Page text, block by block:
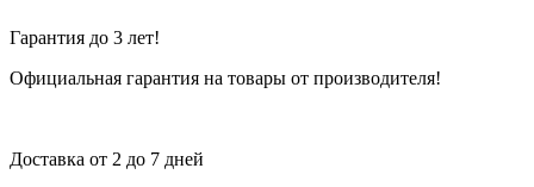
Гарантия до 3 лет!
Официальная гарантия на товары от производителя!
Доставка от 2 до 7 дней